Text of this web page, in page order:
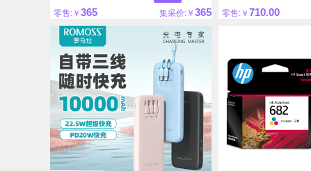
零售:￥ 365 集采价:￥ 365 零售:￥ 710.00